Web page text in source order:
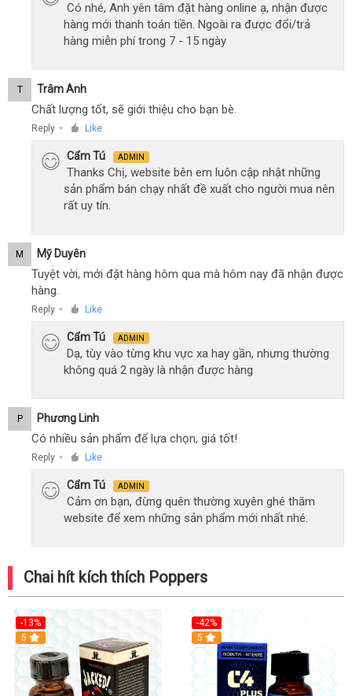
Có nhé, Anh yên tâm đặt hàng online ạ, nhận được
hàng mới thanh toán tiền. Ngoài ra được đổi/trả
hàng miễn phí trong 7 - 15 ngày
T Trâm Anh
Chất lượng tốt, sẽ giới thiệu cho bạn bè.
Reply ● Like
Cẩm Tú ADMIN
Thanks Chị, website bên em luôn cập nhật những
sản phẩm bán chạy nhất đề xuất cho người mua nên
rất uy tín.
M Mỹ Duyên
Tuyệt vời, mới đặt hàng hôm qua mà hôm nay đã nhận được
hàng.
Reply ● Like
Cẩm Tú ADMIN
Dạ, tùy vào từng khu vực xa hay gần, nhưng thường
không quá 2 ngày là nhận được hàng
P Phương Linh
Có nhiều sản phẩm để lựa chọn, giá tốt!
Reply ● Like
Cẩm Tú ADMIN
Cảm ơn bạn, đừng quên thường xuyên ghé thăm
website để xem những sản phẩm mới nhất nhé.
Chai hít kích thích Poppers
-13%
5
-42%
5